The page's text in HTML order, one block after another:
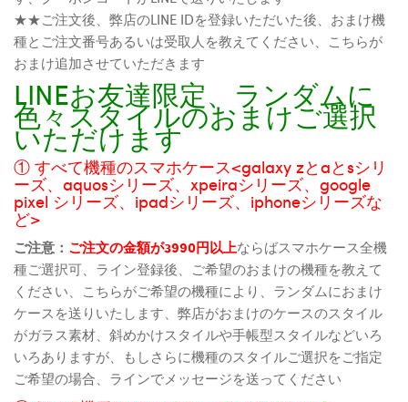
★★ご注文後、弊店のLINE IDを登録いただいた後、おまけ機
種とご注文番号あるいは受取人を教えてください、こちらが
おまけ追加させていただきます
LINEお友達限定、ランダムに
色々スタイルのおまけご選択
いただけます
① すべて機種のスマホケース<galaxy zとaとsシリ
ーズ、aquosシリーズ、xpeiraシリーズ、google
pixel シリーズ、ipadシリーズ、iphoneシリーズな
ど>
ご注意： ご注文の金額が3990円以上ならばスマホケース全機
種ご選択可、ライン登録後、ご希望のおまけの機種を教えて
ください、こちらがご希望の機種により、ランダムにおまけ
ケースを送りいたします、弊店がおまけのケースのスタイル
がガラス素材、斜めかけスタイルや手帳型スタイルなどいろ
いろありますが、もしさらに機種のスタイルご選択をご指定
ご希望の場合、ラインでメッセージを送ってください